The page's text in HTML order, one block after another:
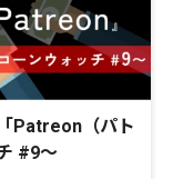
Patreon（パト
#9〜